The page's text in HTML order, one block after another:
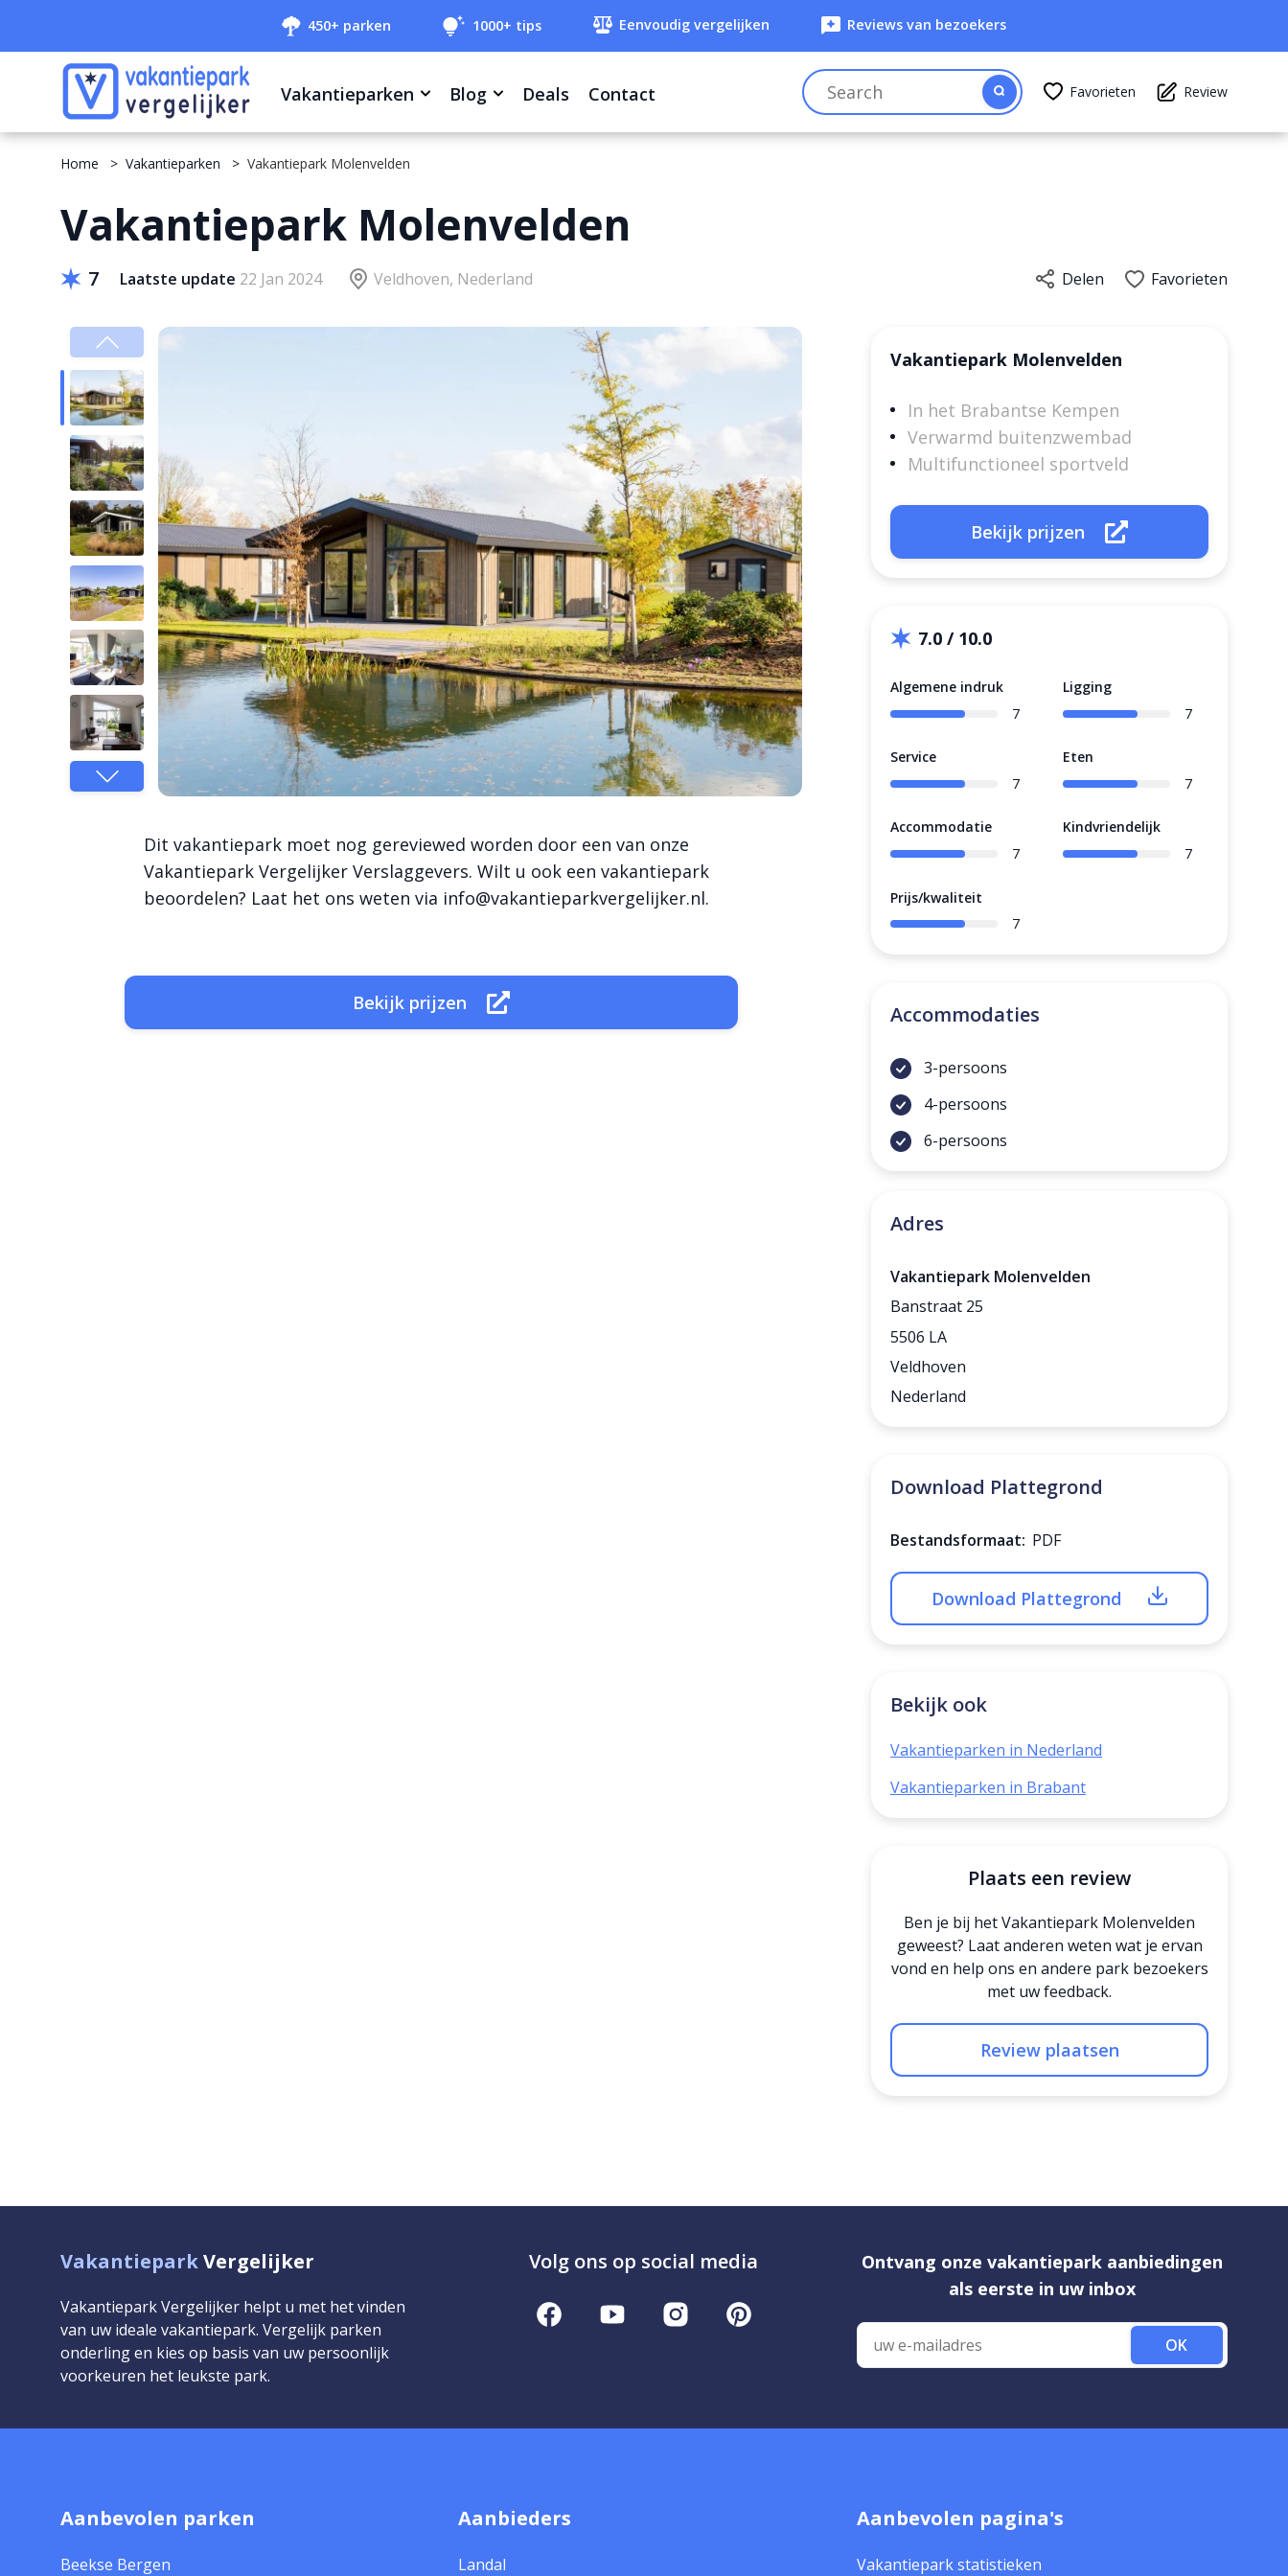
450+ parken 1000+ tips Eenvoudig vergelijken Reviews van bezoekers
Vakantieparken Blog Deals Contact Favorieten Review
Home Vakantieparken Vakantiepark Molenvelden
Vakantiepark Molenvelden
7 Laatste update 22 Jan 2024 Veldhoven, Nederland Delen Favorieten
Dit vakantiepark moet nog gereviewed worden door een van onze
Vakantiepark Vergelijker Verslaggevers. Wilt u ook een vakantiepark
beoordelen? Laat het ons weten via info@vakantieparkvergelijker.nl.
Bekijk prijzen
Vakantiepark Molenvelden
In het Brabantse Kempen
Verwarmd buitenzwembad
Multifunctioneel sportveld
Bekijk prijzen
7.0 / 10.0
Algemene indruk
7
Ligging
7
Service
7
Eten
7
Accommodatie
7
Kindvriendelijk
7
Prijs/kwaliteit
7
Accommodaties
3-persoons
4-persoons
6-persoons
Adres
Vakantiepark Molenvelden
Banstraat 25
5506 LA
Veldhoven
Nederland
Download Plattegrond
Bestandsformaat: PDF
Download Plattegrond
Bekijk ook
Vakantieparken in Nederland
Vakantieparken in Brabant
Plaats een review
Ben je bij het Vakantiepark Molenvelden
geweest? Laat anderen weten wat je ervan
vond en help ons en andere park bezoekers
met uw feedback.
Review plaatsen
VakantieparkVergelijker
Vakantiepark Vergelijker helpt u met het vinden
van uw ideale vakantiepark. Vergelijk parken
onderling en kies op basis van uw persoonlijk
voorkeuren het leukste park.
Volg ons op social media
Ontvang onze vakantiepark aanbiedingen
als eerste in uw inbox
OK
Aanbevolen parken
Beekse Bergen
Aanbieders
Landal
Aanbevolen pagina's
Vakantiepark statistieken